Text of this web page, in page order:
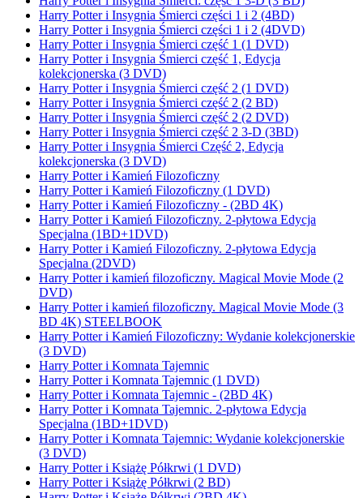
Harry Potter i Insygnia Śmierci części 1 i 2 (4BD)
Harry Potter i Insygnia Śmierci części 1 i 2 (4DVD)
Harry Potter i Insygnia Śmierci część 1 (1 DVD)
Harry Potter i Insygnia Śmierci część 1, Edycja
kolekcjonerska (3 DVD)
Harry Potter i Insygnia Śmierci część 2 (1 DVD)
Harry Potter i Insygnia Śmierci część 2 (2 BD)
Harry Potter i Insygnia Śmierci część 2 (2 DVD)
Harry Potter i Insygnia Śmierci część 2 3-D (3BD)
Harry Potter i Insygnia Śmierci Część 2, Edycja
kolekcjonerska (3 DVD)
Harry Potter i Kamień Filozoficzny
Harry Potter i Kamień Filozoficzny (1 DVD)
Harry Potter i Kamień Filozoficzny - (2BD 4K)
Harry Potter i Kamień Filozoficzny. 2-płytowa Edycja
Specjalna (1BD+1DVD)
Harry Potter i Kamień Filozoficzny. 2-płytowa Edycja
Specjalna (2DVD)
Harry Potter i kamień filozoficzny. Magical Movie Mode (2
DVD)
Harry Potter i kamień filozoficzny. Magical Movie Mode (3
BD 4K) STEELBOOK
Harry Potter i Kamień Filozoficzny: Wydanie kolekcjonerskie
(3 DVD)
Harry Potter i Komnata Tajemnic
Harry Potter i Komnata Tajemnic (1 DVD)
Harry Potter i Komnata Tajemnic - (2BD 4K)
Harry Potter i Komnata Tajemnic. 2-płytowa Edycja
Specjalna (1BD+1DVD)
Harry Potter i Komnata Tajemnic: Wydanie kolekcjonerskie
(3 DVD)
Harry Potter i Książę Półkrwi (1 DVD)
Harry Potter i Książę Półkrwi (2 BD)